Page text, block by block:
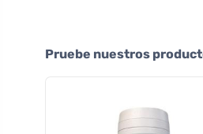
Pruebe nuestros